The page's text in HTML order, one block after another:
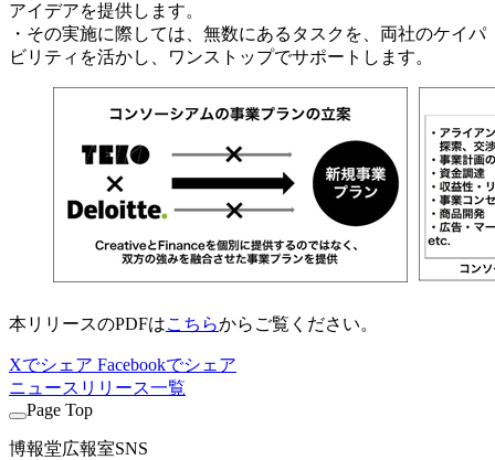
アイデアを提供します。
・その実施に際しては、無数にあるタスクを、両社のケイパ
ビリティを活かし、ワンストップでサポートします。
本リリースのPDFはこちらからご覧ください。
Xでシェア Facebookでシェア
ニュースリリース一覧
Page Top
博報堂広報室SNS